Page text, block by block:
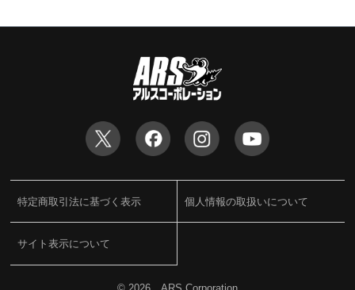
特定商取引法に基づく表示 個人情報の取扱いについて
サイト表示について